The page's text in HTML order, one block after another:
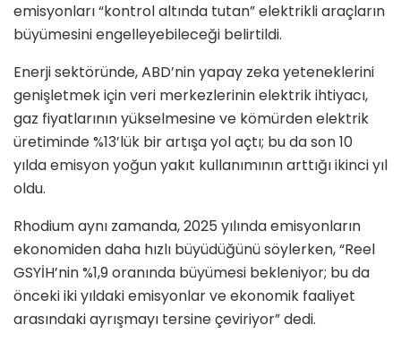
emisyonları “kontrol altında tutan” elektrikli araçların
büyümesini engelleyebileceği belirtildi.
Enerji sektöründe, ABD’nin yapay zeka yeteneklerini
genişletmek için veri merkezlerinin elektrik ihtiyacı,
gaz fiyatlarının yükselmesine ve kömürden elektrik
üretiminde %13’lük bir artışa yol açtı; bu da son 10
yılda emisyon yoğun yakıt kullanımının arttığı ikinci yıl
oldu.
Rhodium aynı zamanda, 2025 yılında emisyonların
ekonomiden daha hızlı büyüdüğünü söylerken, “Reel
GSYİH’nin %1,9 oranında büyümesi bekleniyor; bu da
önceki iki yıldaki emisyonlar ve ekonomik faaliyet
arasındaki ayrışmayı tersine çeviriyor” dedi.